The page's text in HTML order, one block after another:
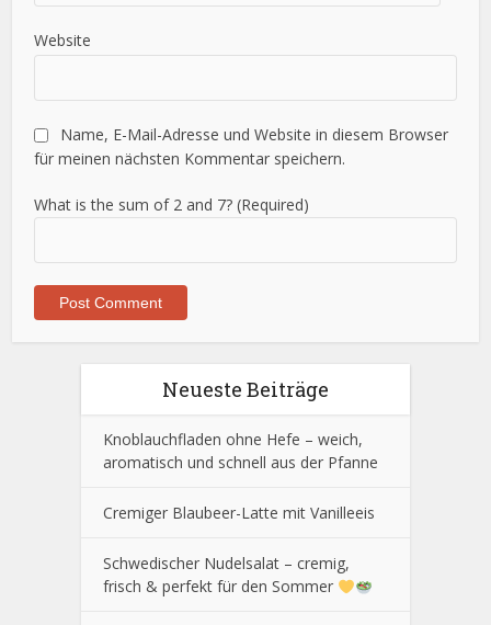
Website
Name, E-Mail-Adresse und Website in diesem Browser
für meinen nächsten Kommentar speichern.
What is the sum of 2 and 7? (Required)
Neueste Beiträge
Knoblauchfladen ohne Hefe – weich,
aromatisch und schnell aus der Pfanne
Cremiger Blaubeer-Latte mit Vanilleeis
Schwedischer Nudelsalat – cremig,
frisch & perfekt für den Sommer